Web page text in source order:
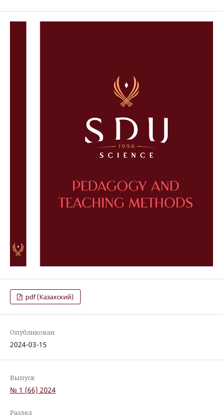
pdf (Казахский)
Опубликован
2024-03-15
Выпуск
№ 1 (66) 2024
Раздел